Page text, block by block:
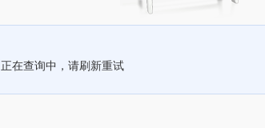
正在查询中，请刷新重试